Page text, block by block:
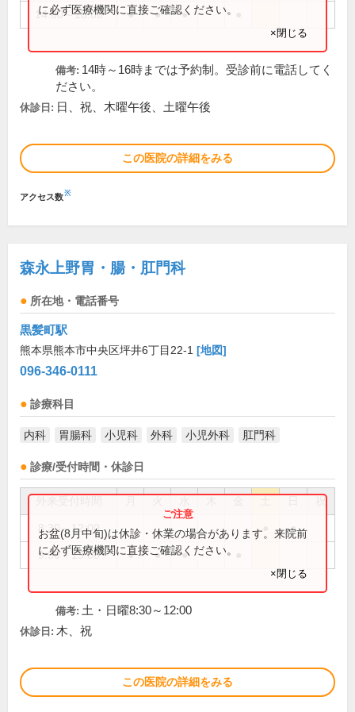
14:00～18:00 ● ● ●
に必ず医療機関に直接ご確認ください。
×閉じる
備考: 14時～16時までは予約制。受診前に電話してく
ださい。
休診日: 日、祝、木曜午後、土曜午後
この医院の詳細をみる
アクセス数※
森永上野胃・腸・肛門科
所在地・電話番号
黒髪町駅
熊本県熊本市中央区坪井6丁目22-1 [地図]
096-346-0111
診療科目
内科 胃腸科 小児科 外科 小児外科 肛門科
診療/受付時間・休診日
祝
8:30～12:00 ●
9:30～19:00 ● ● ●
お盆(8月中旬)は休診・休業の場合があります。来院前
に必ず医療機関に直接ご確認ください。
×閉じる
備考: 土・日曜8:30～12:00
休診日: 木、祝
この医院の詳細をみる